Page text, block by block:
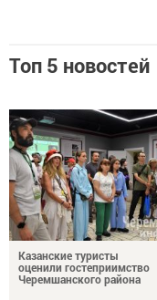
Топ 5 новостей
Казанские туристы
оценили гостеприимство
Черемшанского района